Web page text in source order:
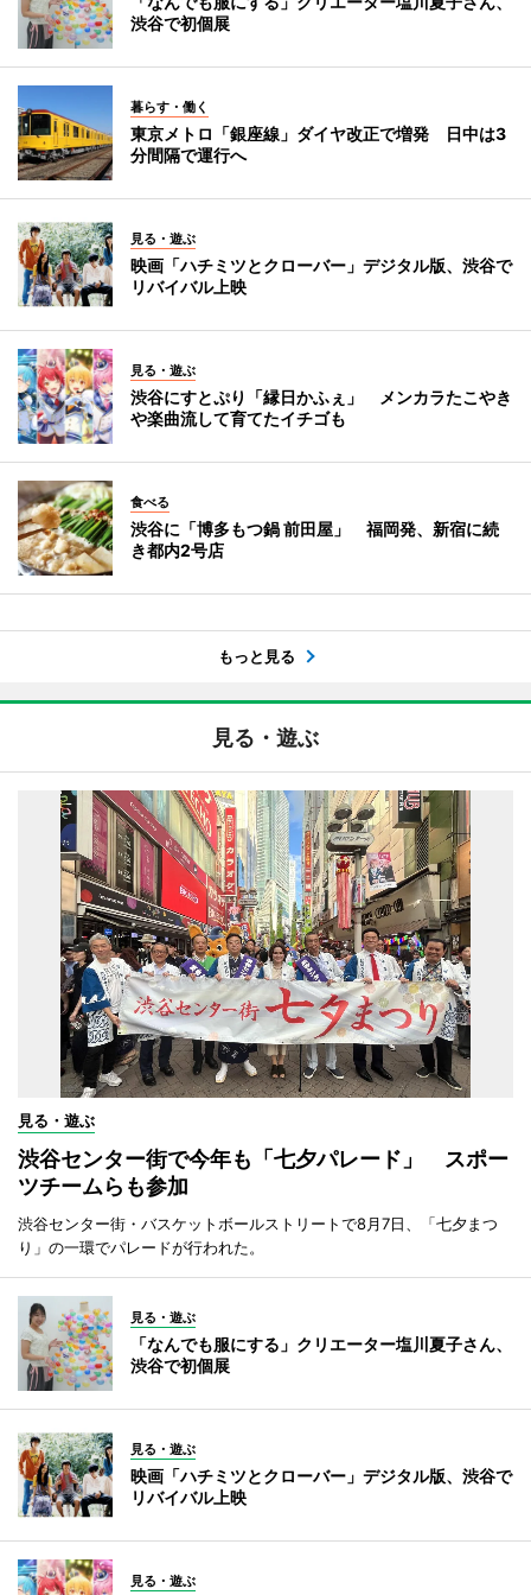
渋谷で初個展
暮らす・働く
東京メトロ「銀座線」ダイヤ改正で増発 日中は3
分間隔で運行へ
見る・遊ぶ
映画「ハチミツとクローバー」デジタル版、渋谷で
リバイバル上映
見る・遊ぶ
渋谷にすとぷり「縁日かふぇ」 メンカラたこやき
や楽曲流して育てたイチゴも
食べる
渋谷に「博多もつ鍋 前田屋」 福岡発、新宿に続
き都内2号店
もっと見る
見る・遊ぶ
見る・遊ぶ
渋谷センター街で今年も「七夕パレード」 スポー
ツチームらも参加
渋谷センター街・バスケットボールストリートで8月7日、「七夕まつ
り」の一環でパレードが行われた。
見る・遊ぶ
「なんでも服にする」クリエーター塩川夏子さん、
渋谷で初個展
見る・遊ぶ
映画「ハチミツとクローバー」デジタル版、渋谷で
リバイバル上映
見る・遊ぶ